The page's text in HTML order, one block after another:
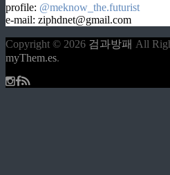
profile: @meknow_the.futurist
e-mail: ziphdnet@gmail.com
Copyright © 2026 검과방패 All
myThem.es.